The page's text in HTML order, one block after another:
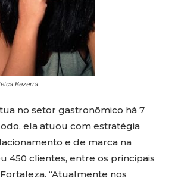
Bezerra
no setor gastronômico há 7
ela atuou com estratégia
e de marca na
450 clientes, entre os principais
“Atualmente nos